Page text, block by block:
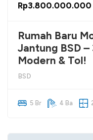
Rp3.800.000.000
Rumah Baru
Jantung BSD
Modern & Tol!
BSD
5 Br 4 Ba